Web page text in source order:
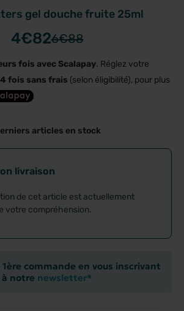
gel douche fruite 25ml
4€826€88
fois avec Scalapay. Réglez votre
fois sans frais (selon éligibilité), pour plus
articles en stock
livraison
de cet article est actuellement
votre compréhension.
commande en vous inscrivant
à notre newsletter*